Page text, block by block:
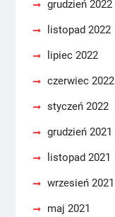
grudzień 2022
listopad 2022
lipiec 2022
czerwiec 2022
styczeń 2022
grudzień 2021
listopad 2021
wrzesień 2021
maj 2021